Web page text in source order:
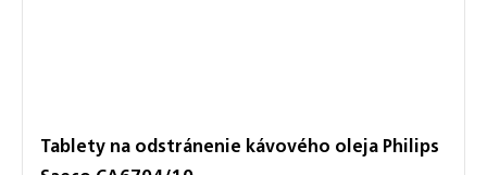
Tablety na odstránenie kávového oleja Philips